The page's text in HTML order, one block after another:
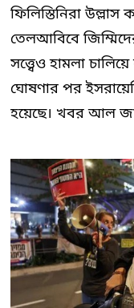
ফিলিস্তিনিরা
তেলআবিবে
সত্ত্বেও হামলা
ঘোষণার পর
হয়েছে। খবর আল